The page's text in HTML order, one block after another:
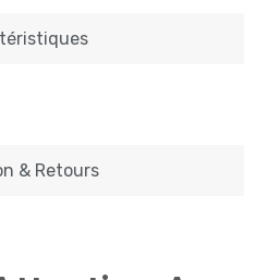
& Retours